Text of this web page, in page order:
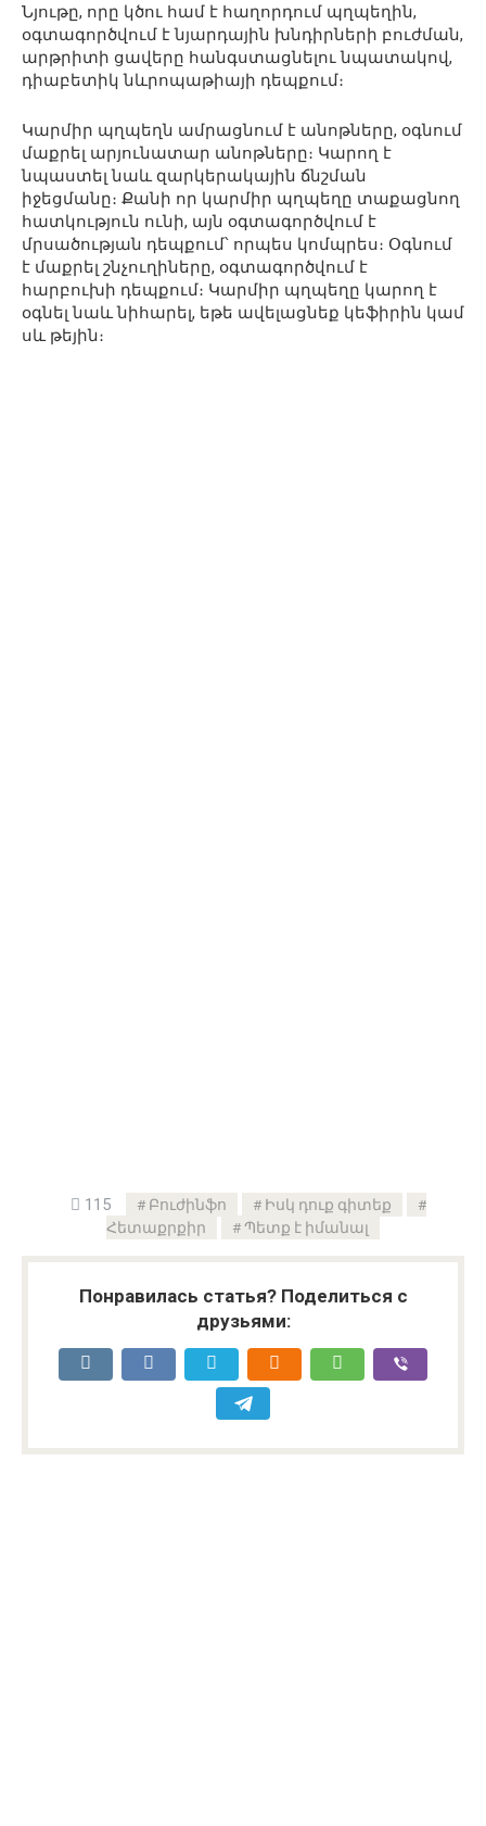
Նյութը, որը կծու համ է հաղորդում պղպեղին,
օգտագործվում է նյարդային խնդիրների բուժման,
արթրիտի ցավերը հանգստացնելու նպատակով,
դիաբետիկ նևրոպաթիայի դեպքում։
Կարմիր պղպեղն ամրացնում է անոթները, օգնում
մաքրել արյունատար անոթները։ Կարող է
նպաստել նաև զարկերակային ճնշման
իջեցմանը։ Քանի որ կարմիր պղպեղը տաքացնող
հատկություն ունի, այն օգտագործվում է
մրսածության դեպքում՝ որպես կոմպրես։ Օգնում
է մաքրել շնչուղիները, օգտագործվում է
հարբուխի դեպքում։ Կարմիր պղպեղը կարող է
օգնել նաև նիհարել, եթե ավելացնեք կեֆիրին կամ
սև թեյին։
115 Բուժինֆո
Իսկ դուք գիտեք
Հետաքրքիր
Պետք է իմանալ
Понравилась статья? Поделиться с
друзьями: